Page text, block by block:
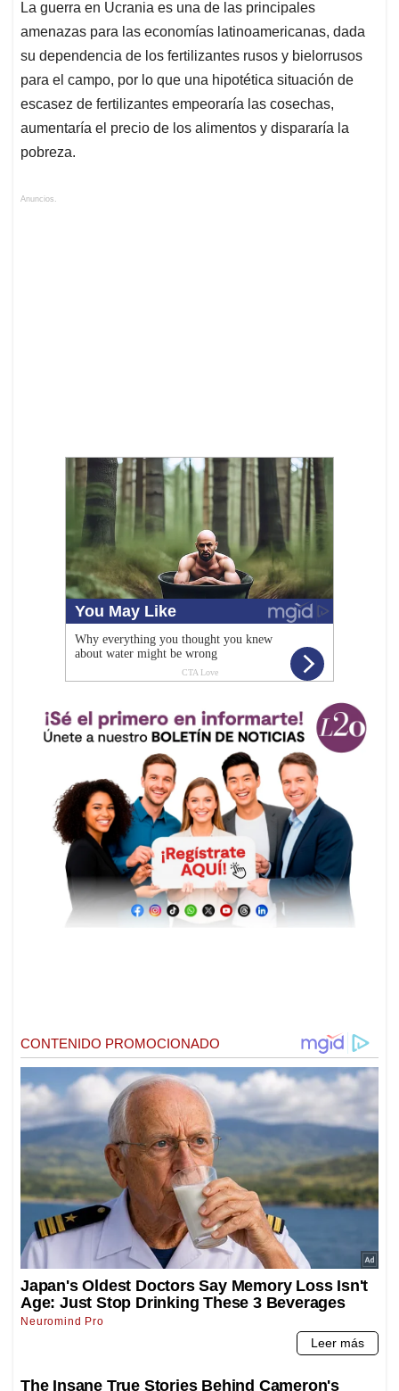
La guerra en Ucrania es una de las principales
amenazas para las economías latinoamericanas, dada
su dependencia de los fertilizantes rusos y bielorrusos
para el campo, por lo que una hipotética situación de
escasez de fertilizantes empeoraría las cosechas,
aumentaría el precio de los alimentos y dispararía la
pobreza.
Anuncios.